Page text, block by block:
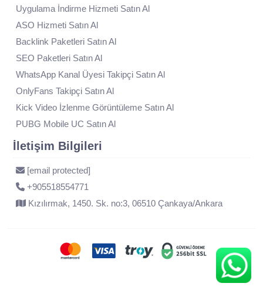
Uygulama İndirme Hizmeti Satın Al
ASO Hizmeti Satın Al
Backlink Paketleri Satın Al
SEO Paketleri Satın Al
WhatsApp Kanal Üyesi Takipçi Satın Al
OnlyFans Takipçi Satın Al
Kick Video İzlenme Görüntüleme Satın Al
PUBG Mobile UC Satın Al
İletişim Bilgileri
[email protected]
+905518554771
Kızılırmak, 1450. Sk. no:3, 06510 Çankaya/Ankara